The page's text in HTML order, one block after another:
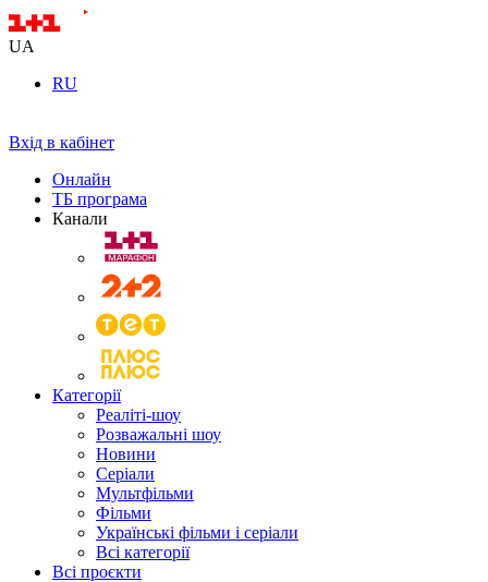
UA
RU
Вхід в кабінет
Онлайн
ТБ програма
Канали
Категорії
Реаліті-шоу
Розважальні шоу
Новини
Серіали
Мультфільми
Фільми
Українські фільми і серіали
Всі категорії
Всі проєкти